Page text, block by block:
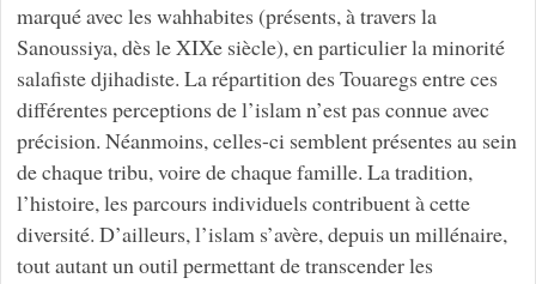
marqué avec les wahhabites (présents, à travers la
Sanoussiya, dès le XIXe siècle), en particulier la minorité
salafiste djihadiste. La répartition des Touaregs entre ces
différentes perceptions de l’islam n’est pas connue avec
précision. Néanmoins, celles-ci semblent présentes au sein
de chaque tribu, voire de chaque famille. La tradition,
l’histoire, les parcours individuels contribuent à cette
diversité. D’ailleurs, l’islam s’avère, depuis un millénaire,
tout autant un outil permettant de transcender les